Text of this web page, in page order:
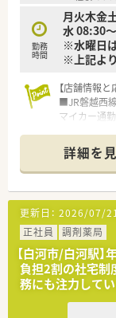
勤務
時間
月火木金
水 08:30～
※水曜日
※上記よ
【店舗情報と
■JR磐越西
マイカー通
け付けてお
■薬剤師は
常時2〜3名
【想定される
■小児科や内
をこなせる
■経験を積
スペシャリ
■リクルー
運営に携わ
詳細を
更新日： 2026/07/
正社員
調剤薬局
【白河市/白河駅
負担2割の社宅制
務にも注力してい